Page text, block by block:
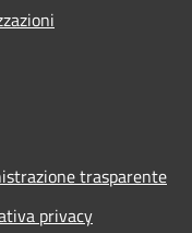
trasparente
privacy